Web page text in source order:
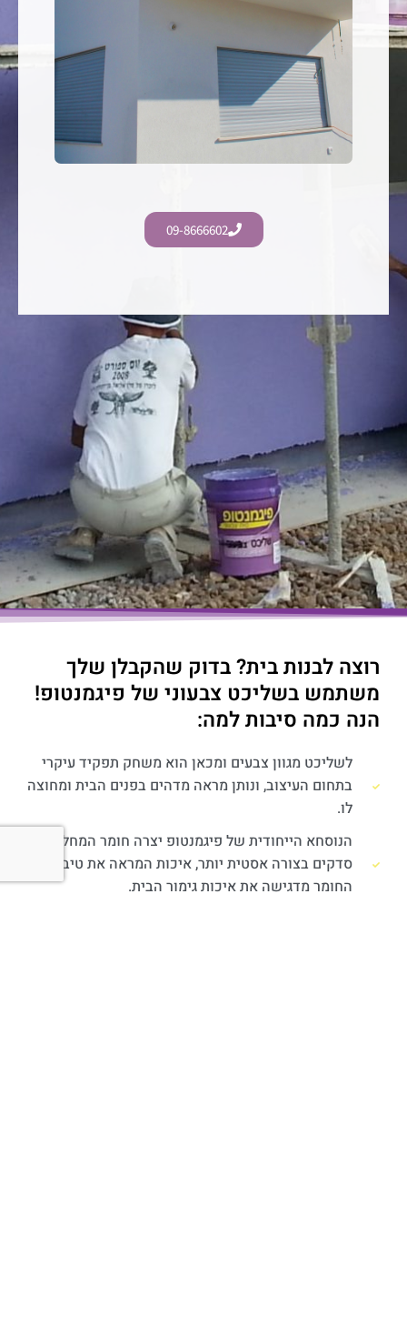
09-8666602
רוצה לבנות בית? בדוק שהקבלן שלך
משתמש בשליכט צבעוני של פיגמנטופ!
הנה כמה סיבות למה:
לשליכט מגוון צבעים ומכאן הוא משחק תפקיד עיקרי
בתחום העיצוב, ונותן מראה מדהים בפנים הבית ומחוצה
לו.
הנוסחא הייחודית של פיגמנטופ יצרה חומר המחליק
סדקים בצורה אסטית יותר, איכות המראה את טיבו של
החומר מדגישה את איכות גימור הבית.